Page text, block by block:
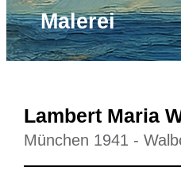
Malerei
Lambert Maria
München 1941 -